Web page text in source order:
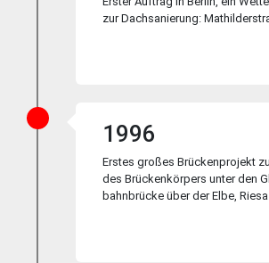
zur Dach­sa­nie­rung:
1996
Erstes großes Brücken­pro­jekt
des Brücken­kör­pers unter den
bahn­brücke über der Elbe, Riesa